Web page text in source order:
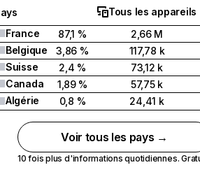
Tous les appareils
France
87,1 %
2,66 M
Belgique
3,86 %
117,78 k
Suisse
2,4 %
73,12 k
Canada
1,89 %
57,75 k
Algérie
0,8 % 24,41 k
Voir tous les pays →
10 fois plus d'informations quotidiennes.